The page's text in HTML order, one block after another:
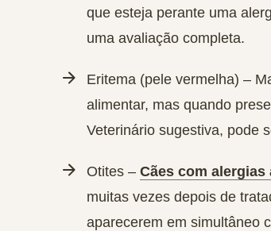
que esteja perante uma
uma avaliação completa.
Eritema (pele vermelha) –
alimentar, mas quando
Veterinário sugestiva, pode
Otites – Cães com
muitas vezes depois de
aparecerem em simultâneo